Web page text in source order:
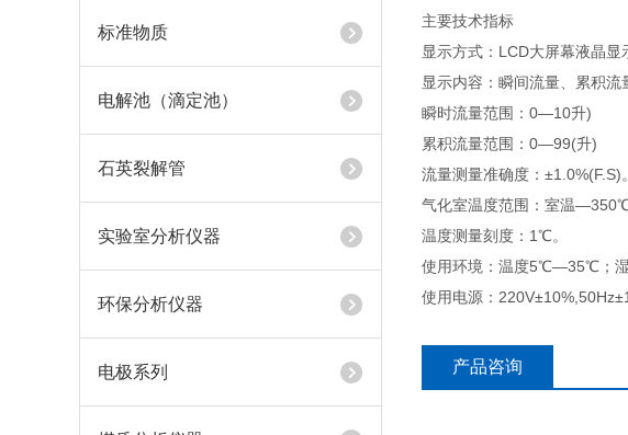
标准物质
电解池（滴定池）
石英裂解管
实验室分析仪器
环保分析仪器
电极系列
主要技术指标
显示方式：LCD大屏幕液晶显
显示内容：瞬间流量、累积流
瞬时流量范围：0—10升)
累积流量范围：0—99(升)
流量测量准确度：±1.0%(F.S)。
气化室温度范围：室温—350℃
温度测量刻度：1℃。
使用环境：温度5℃—35℃；湿
使用电源：
产品咨询